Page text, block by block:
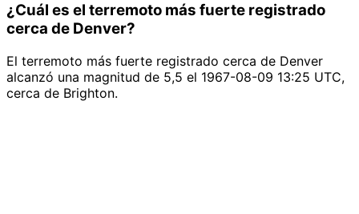
¿Cuál es el terremoto más fuerte registrado
cerca de Denver?
El terremoto más fuerte registrado cerca de Denver
alcanzó una magnitud de 5,5 el 1967-08-09 13:25 UTC,
cerca de Brighton.